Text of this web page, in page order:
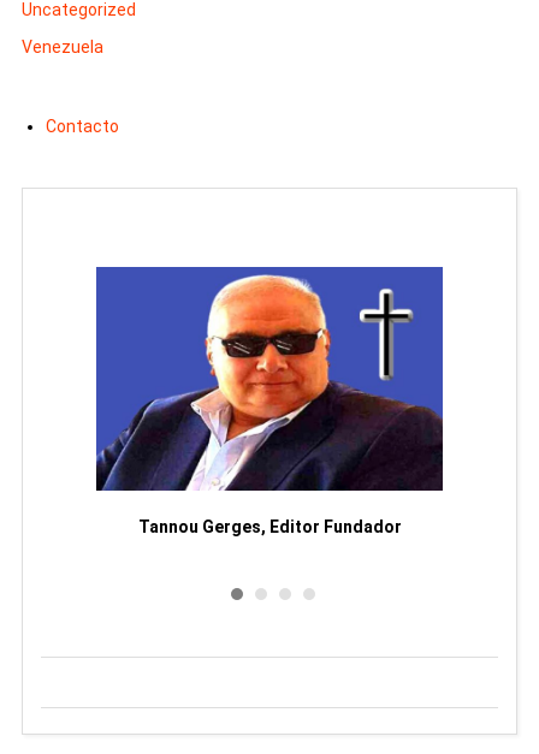
Uncategorized
Venezuela
Contacto
Tannou Gerges, Editor Fundador